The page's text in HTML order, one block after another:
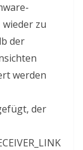
wieder zu
der
werden
der